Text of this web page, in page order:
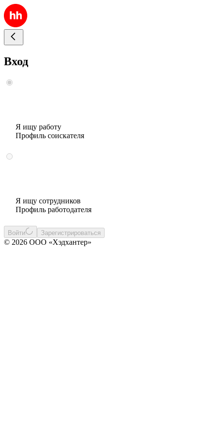
Вход
Я ищу работу
Профиль соискателя
Я ищу сотрудников
Профиль работодателя
Войти Зарегистрироваться
© 2026 ООО «Хэдхантер»